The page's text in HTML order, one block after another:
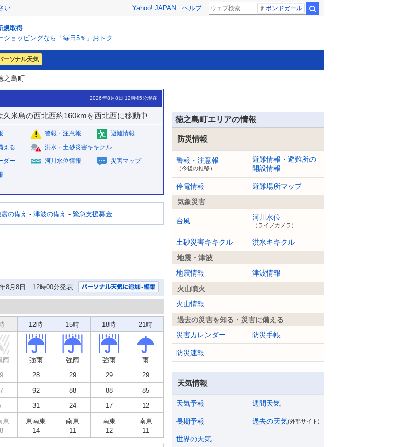
い Yahoo! JAPAN ヘルプ ボンドガール
規取得
ショッピングなら「毎日5％」おトク
ーソナル天気
之島町
2026年8月8日 12時45分現在
久米島の西北西約160kmを西北西に移動中
警報・注意報
避難情報
える
洪水・土砂災害キキクル
ダー
河川水位情報
災害マップ
の備え - 津波の備え - 緊急支援募金
8月8日 12時00分発表
12時 15時 18時 21時
雨 強雨 強雨 強雨
雨
28 29 29
29
92 88 88
85
31 24 17
12
東
東南東
14
南東
11
南東
12
南東
11
徳之島町エリアの情報
防災情報
警報・注意報
（今後の推移）
避難情報・避難所の
開設情報
停電情報
避難場所マップ
気象災害
台風 河川水位
（ライブカメラ）
土砂災害キキクル
洪水キキクル
地震・津波
地震情報
津波情報
火山噴火
火山情報
過去の災害を知る・災害に備える
災害カレンダー
防災手帳
防災速報
天気情報
天気予報 週間天気
長期予報 過去の天気(外部サイト)
世界の天気